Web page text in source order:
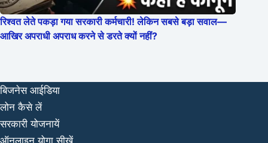
रिश्वत लेते पकड़ा गया सरकारी कर्मचारी! लेकिन सबसे बड़ा सवाल—
आखिर अपराधी अपराध करने से डरते क्यों नहीं?
बिजनेस आईडिया
लोन कैसे लें
सरकारी योजनायें
ऑनलाइन योगा सीखें